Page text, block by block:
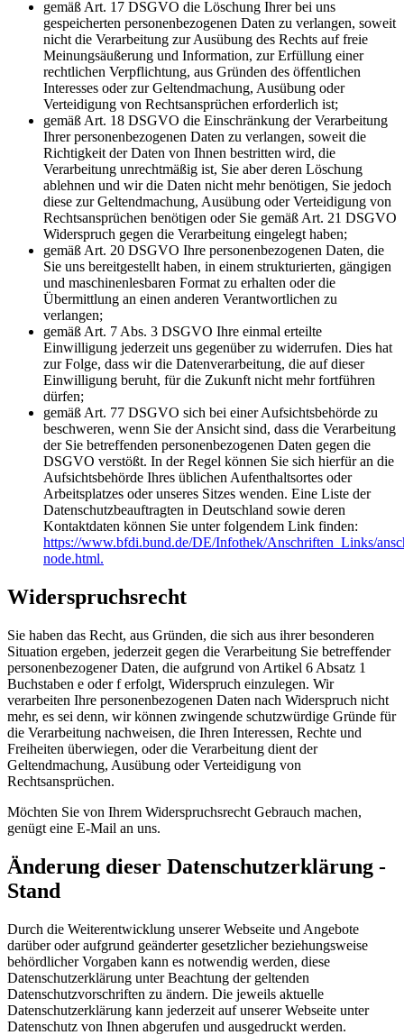
gemäß Art. 17 DSGVO die Löschung Ihrer bei uns
gespeicherten personenbezogenen Daten zu verlangen, soweit
nicht die Verarbeitung zur Ausübung des Rechts auf freie
Meinungsäußerung und Information, zur Erfüllung einer
rechtlichen Verpflichtung, aus Gründen des öffentlichen
Interesses oder zur Geltendmachung, Ausübung oder
Verteidigung von Rechtsansprüchen erforderlich ist;
gemäß Art. 18 DSGVO die Einschränkung der Verarbeitung
Ihrer personenbezogenen Daten zu verlangen, soweit die
Richtigkeit der Daten von Ihnen bestritten wird, die
Verarbeitung unrechtmäßig ist, Sie aber deren Löschung
ablehnen und wir die Daten nicht mehr benötigen, Sie jedoch
diese zur Geltendmachung, Ausübung oder Verteidigung von
Rechtsansprüchen benötigen oder Sie gemäß Art. 21 DSGVO
Widerspruch gegen die Verarbeitung eingelegt haben;
gemäß Art. 20 DSGVO Ihre personenbezogenen Daten, die
Sie uns bereitgestellt haben, in einem strukturierten, gängigen
und maschinenlesbaren Format zu erhalten oder die
Übermittlung an einen anderen Verantwortlichen zu
verlangen;
gemäß Art. 7 Abs. 3 DSGVO Ihre einmal erteilte
Einwilligung jederzeit uns gegenüber zu widerrufen. Dies hat
zur Folge, dass wir die Datenverarbeitung, die auf dieser
Einwilligung beruht, für die Zukunft nicht mehr fortführen
dürfen;
gemäß Art. 77 DSGVO sich bei einer Aufsichtsbehörde zu
beschweren, wenn Sie der Ansicht sind, dass die Verarbeitung
der Sie betreffenden personenbezogenen Daten gegen die
DSGVO verstößt. In der Regel können Sie sich hierfür an die
Aufsichtsbehörde Ihres üblichen Aufenthaltsortes oder
Arbeitsplatzes oder unseres Sitzes wenden. Eine Liste der
Datenschutzbeauftragten in Deutschland sowie deren
Kontaktdaten können Sie unter folgendem Link finden:
https://www.bfdi.bund.de/DE/Infothek/Anschriften_Links/
node.html.
Widerspruchsrecht
Sie haben das Recht, aus Gründen, die sich aus ihrer besonderen
Situation ergeben, jederzeit gegen die Verarbeitung Sie betreffender
personenbezogener Daten, die aufgrund von Artikel 6 Absatz 1
Buchstaben e oder f erfolgt, Widerspruch einzulegen. Wir
verarbeiten Ihre personenbezogenen Daten nach Widerspruch nicht
mehr, es sei denn, wir können zwingende schutzwürdige Gründe für
die Verarbeitung nachweisen, die Ihren Interessen, Rechte und
Freiheiten überwiegen, oder die Verarbeitung dient der
Geltendmachung, Ausübung oder Verteidigung von
Rechtsansprüchen.
Möchten Sie von Ihrem Widerspruchsrecht Gebrauch machen,
genügt eine E-Mail an uns.
Änderung dieser Datenschutzerklärung -
Stand
Durch die Weiterentwicklung unserer Webseite und Angebote
darüber oder aufgrund geänderter gesetzlicher beziehungsweise
behördlicher Vorgaben kann es notwendig werden, diese
Datenschutzerklärung unter Beachtung der geltenden
Datenschutzvorschriften zu ändern. Die jeweils aktuelle
Datenschutzerklärung kann jederzeit auf unserer Webseite unter
Datenschutz von Ihnen abgerufen und ausgedruckt werden.